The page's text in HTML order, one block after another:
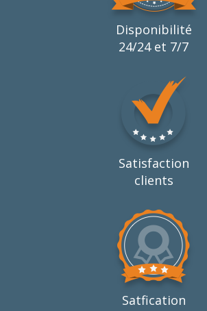
Disponibilité
24/24 et 7/7
Satisfaction
clients
Satfication